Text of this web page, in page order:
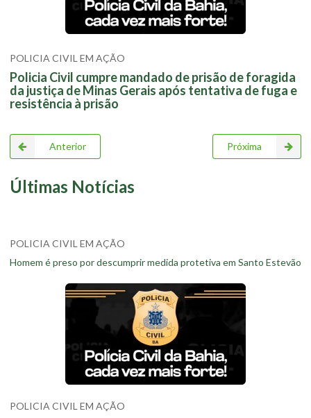
POLICIA CIVIL EM AÇÃO
Policia Civil cumpre mandado de prisão de foragida
da justiça de Minas Gerais após tentativa de fuga e
resistência à prisão
Anterior Próxima
Últimas Notícias
POLICIA CIVIL EM AÇÃO
Homem é preso por descumprir medida protetiva em Santo Estevão
POLICIA CIVIL EM AÇÃO